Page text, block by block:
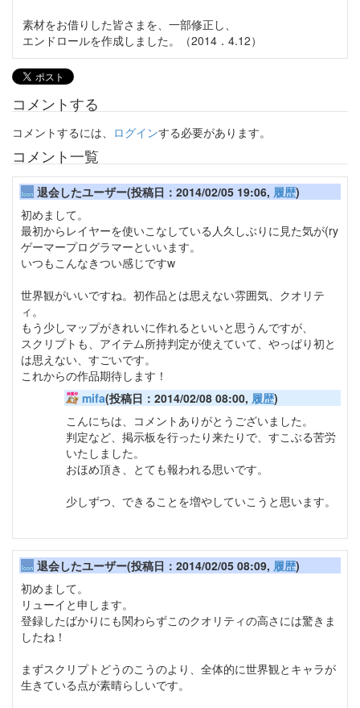
素材をお借りした皆さまを、一部修正し、
エンドロールを作成しました。（2014．4.12）
コメントする
コメントするには、 ログインする必要があります。
コメント一覧
退会したユーザー(投稿日：2014/02/05 19:06, 履歴)
初めまして。
最初からレイヤーを使いこなしている人久しぶりに見た気が(ry
ゲーマープログラマーといいます。
いつもこんなきつい感じですw
世界観がいいですね。初作品とは思えない雰囲気、クオリテ
ィ。
もう少しマップがきれいに作れるといいと思うんですが、
スクリプトも、アイテム所持判定が使えていて、やっぱり初と
は思えない、すごいです。
これからの作品期待します！
mifa(投稿日：2014/02/08 08:00, 履歴)
こんにちは、コメントありがとうございました。
判定など、掲示板を行ったり来たりで、すこぶる苦労
いたしました。
おほめ頂き、とても報われる思いです。
少しずつ、できることを増やしていこうと思います。
退会したユーザー(投稿日：2014/02/05 08:09, 履歴)
初めまして。
リューイと申します。
登録したばかりにも関わらずこのクオリティの高さには驚きま
したね！
まずスクリプトどうのこうのより、全体的に世界観とキャラが
生きている点が素晴らしいです。